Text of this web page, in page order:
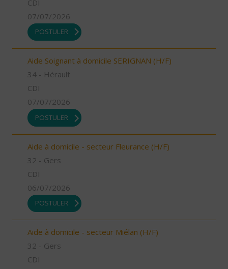
CDI
07/07/2026
POSTULER
Aide Soignant à domicile SERIGNAN (H/F)
34 - Hérault
CDI
07/07/2026
POSTULER
Aide à domicile - secteur Fleurance (H/F)
32 - Gers
CDI
06/07/2026
POSTULER
Aide à domicile - secteur Miélan (H/F)
32 - Gers
CDI